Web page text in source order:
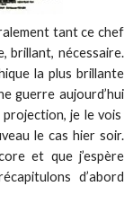
tant ce chef
brillant, nécessaire.
la plus brillante
guerre aujourd’hui
je le vois
le cas hier soir.
et que j’espère
d’abord